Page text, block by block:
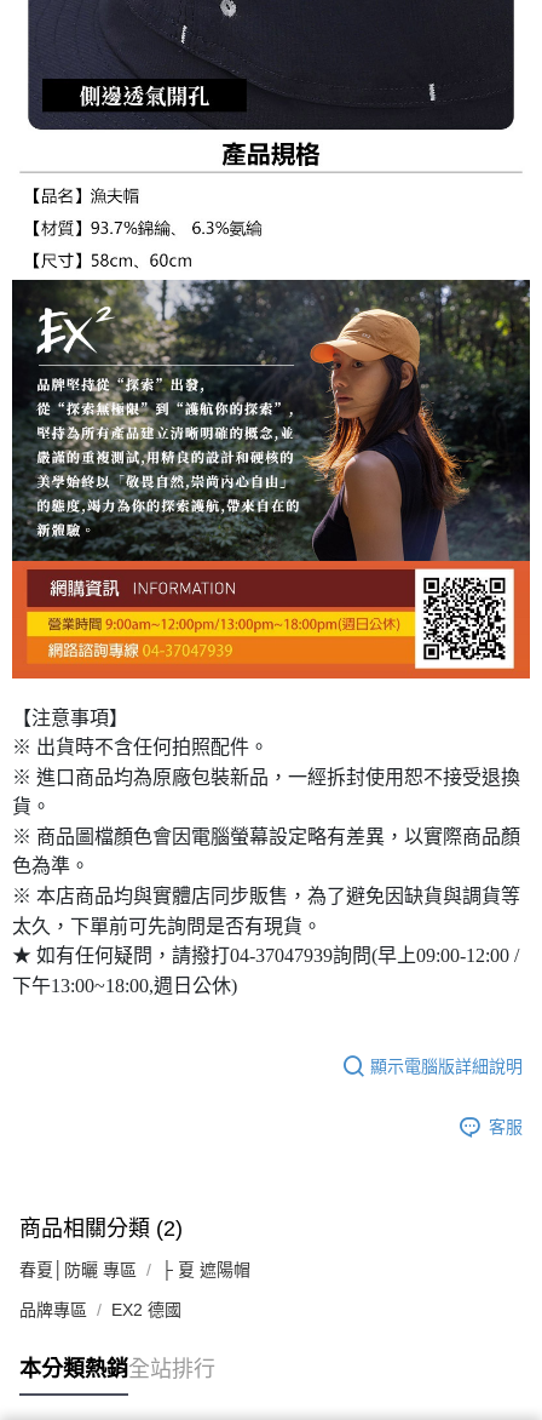
【注意事項】
※ 出貨時不含任何拍照配件。
※ 進口商品均為原廠包裝新品，一經拆封使用恕不接受退換
貨。
※ 商品圖檔顏色會因電腦螢幕設定略有差異，以實際商品顏
色為準。
※ 本店商品均與實體店同步販售，為了避免因缺貨與調貨等
太久，下單前可先詢問是否有現貨。
★ 如有任何疑問，請撥打04-37047939詢問(早上09:00-12:00 /
下午13:00~18:00,週日公休)
顯示電腦版詳細說明
客服
商品相關分類 (2)
春夏│防曬 專區 ├ 夏 遮陽帽
品牌專區 EX2 德國
本分類熱銷全站排行